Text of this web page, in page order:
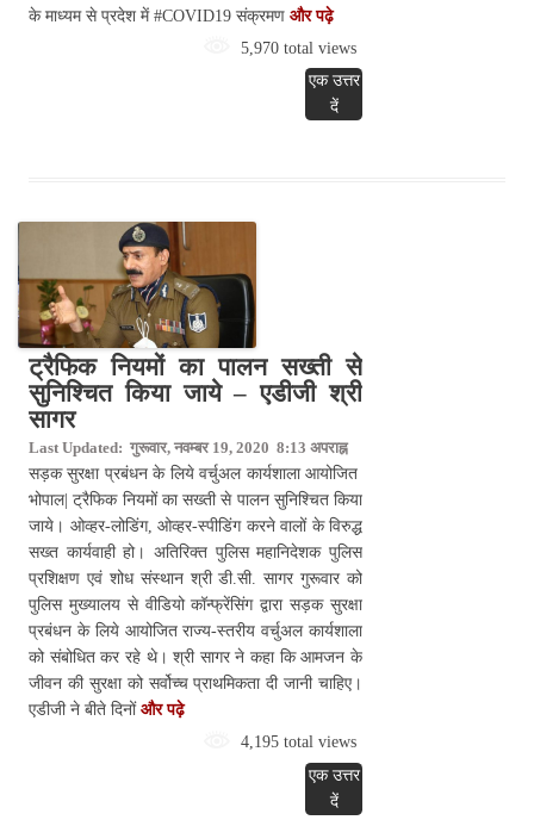
के माध्यम से प्रदेश में #COVID19 संक्रमण और पढ़े
5,970 total views
एक उत्तर
दें
ट्रैफिक नियमों का पालन सख्ती से
सुनिश्चित किया जाये – एडीजी श्री
सागर
Last Updated: गुरूवार, नवम्बर 19, 2020 8:13 अपराह्न
सड़क सुरक्षा प्रबंधन के लिये वर्चुअल कार्यशाला आयोजित
भोपाल| ट्रैफिक नियमों का सख्ती से पालन सुनिश्चित किया
जाये। ओव्हर-लोडिंग, ओव्हर-स्पीडिंग करने वालों के विरुद्ध
सख्त कार्यवाही हो। अतिरिक्त पुलिस महानिदेशक पुलिस
प्रशिक्षण एवं शोध संस्थान श्री डी.सी. सागर गुरूवार को
पुलिस मुख्यालय से वीडियो कॉन्फ्रेंसिंग द्वारा सड़क सुरक्षा
प्रबंधन के लिये आयोजित राज्य-स्तरीय वर्चुअल कार्यशाला
को संबोधित कर रहे थे। श्री सागर ने कहा कि आमजन के
जीवन की सुरक्षा को सर्वोच्च प्राथमिकता दी जानी चाहिए।
एडीजी ने बीते दिनों और पढ़े
4,195 total views
एक उत्तर
दें